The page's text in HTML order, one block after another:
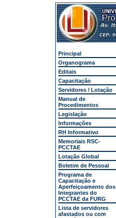
Principal
Organograma
Editais
Capacitação
Servidores / Lotação
Manual de
Procedimentos
Legislação
Informações
RH Informativo
Memoriais RSC-
PCCTAE
Lotação Global
Boletim de Pessoal
Programa de
Capacitação e
Aperfeiçoamento dos
Integrantes do
PCCTAE da FURG
Lista de servidores
afastados ou com